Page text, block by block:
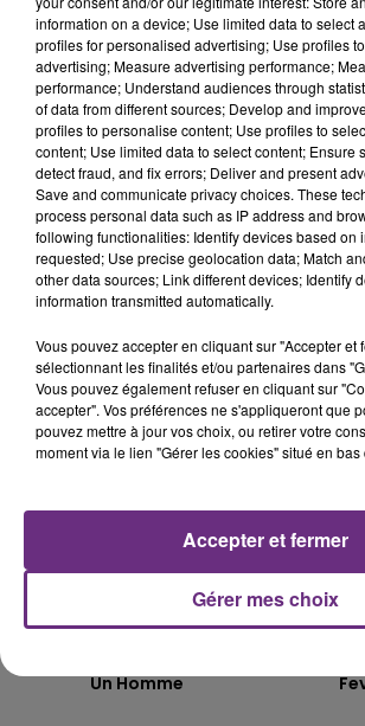
l'inspection du Travail en profite
les conditions de...
TITRES DIFFUSÉS
23h09
23h09
P!NK
Sober
23h05
23h05
MYLES
23h03
23h03
Un Homme
23h00
23h00
information on a device; Use limited data to select
profiles for personalised advertising; Use profiles
advertising; Measure advertising performance;
performance; Understand audiences through
of data from different sources; Develop and
profiles to personalise content; Use profiles to
content; Use limited data to select content; Ensure
detect fraud, and fix errors; Deliver and present
Save and communicate privacy choices. These
process personal data such as IP address and
following functionalities: Identify devices based on
requested; Use precise geolocation data; Match
other data sources; Link different devices; Identify
information transmitted automatically.
Vous pouvez accepter en cliquant sur "Accepter et
sélectionnant les finalités et/ou partenaires dans
Vous pouvez également refuser en cliquant sur
accepter". Vos préférences ne s'appliqueront que
pouvez mettre à jour vos choix, ou retirer votre
moment via le lien "Gérer les cookies" situé en
Gérer mes choix
Accepter et fermer